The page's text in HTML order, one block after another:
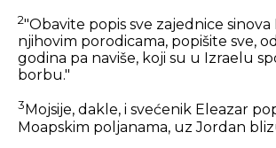
2"Obavite popis sve zajednice sinova
njihovim porodicama, popišite sve,
godina pa naviše, koji su u Izraelu
borbu."
3 Mojsije, dakle, i svećenik Eleazar
Moapskim poljanama, uz Jordan